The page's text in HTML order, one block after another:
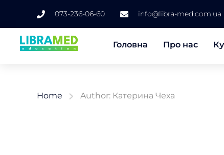
073-236-06-60 info@libra-med.com.ua
Головна Про нас
Home Author: Катерина Чеха